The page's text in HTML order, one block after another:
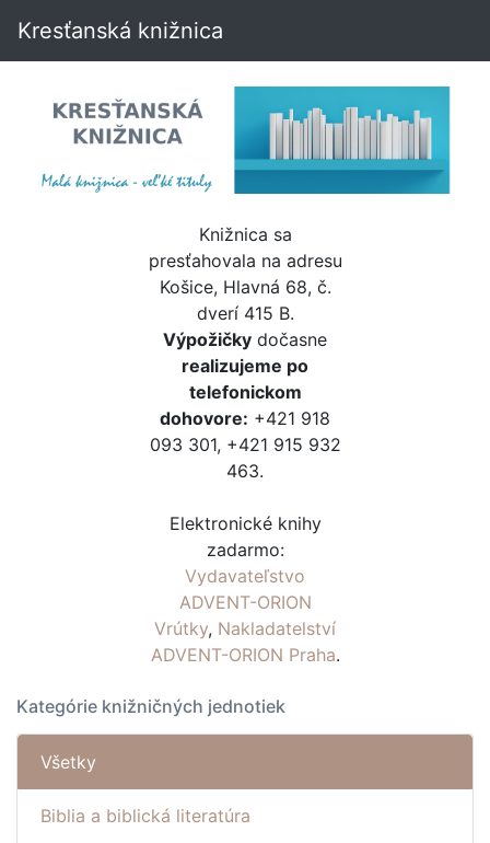
Kresťanská knižnica
Knižnica sa
presťahovala na adresu
Košice, Hlavná 68, č.
dverí 415 B.
Výpožičky dočasne
realizujeme po
telefonickom
dohovore: +421 918
093 301, +421 915 932
463.
Elektronické knihy
zadarmo:
Vydavateľstvo
ADVENT-ORION
Vrútky, Nakladatelství
ADVENT-ORION Praha.
Kategórie knižničných jednotiek
Všetky
Biblia a biblická literatúra